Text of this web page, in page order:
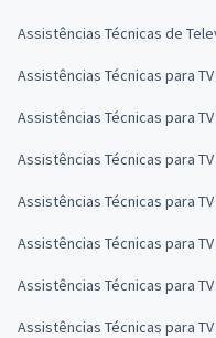
Assistências Técnicas de
Assistências Técnicas para
Assistências Técnicas para TV
Assistências Técnicas para
Assistências Técnicas para
Assistências Técnicas para
Assistências Técnicas para
Assistências Técnicas para